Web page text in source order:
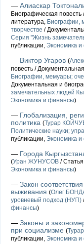
— Алиаскар
Биографическая
литература, Биографии,
творчестве /
Серия "Жизнь
публикации, Экономика
— Виктор Угаров (
повесть /
Биографии, мемуары;
Документальная и
замечательных людей
Экономика и финансы)
— Глобализация,
политика (Турар
Политические науки;
публикации, Экономика
— Города
(Уран ЖУНУСОВ /
Экономика и финансы)
— Закон
выживания (Олег
уровневый подход (НУП)
финансы)
— Законы и
при социализме (
публикации, Экономика